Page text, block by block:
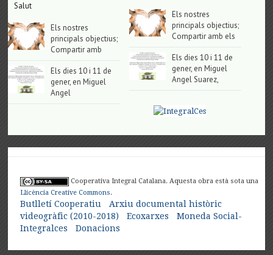
Salut
Els nostres
principals objectius;
Compartir amb
Els dies 10 i 11 de
gener, en Miguel
Angel
Els nostres
principals objectius;
Compartir amb els
Els dies 10 i 11 de
gener, en Miguel
Angel Suarez,
Cooperativa Integral Catalana. Aquesta obra està sota una
Llicència Creative Commons.
Butlletí Cooperatiu
Arxiu documental històric
videogràfic (2010-2018)
Ecoxarxes
Moneda Social-
Integralces
Donacions